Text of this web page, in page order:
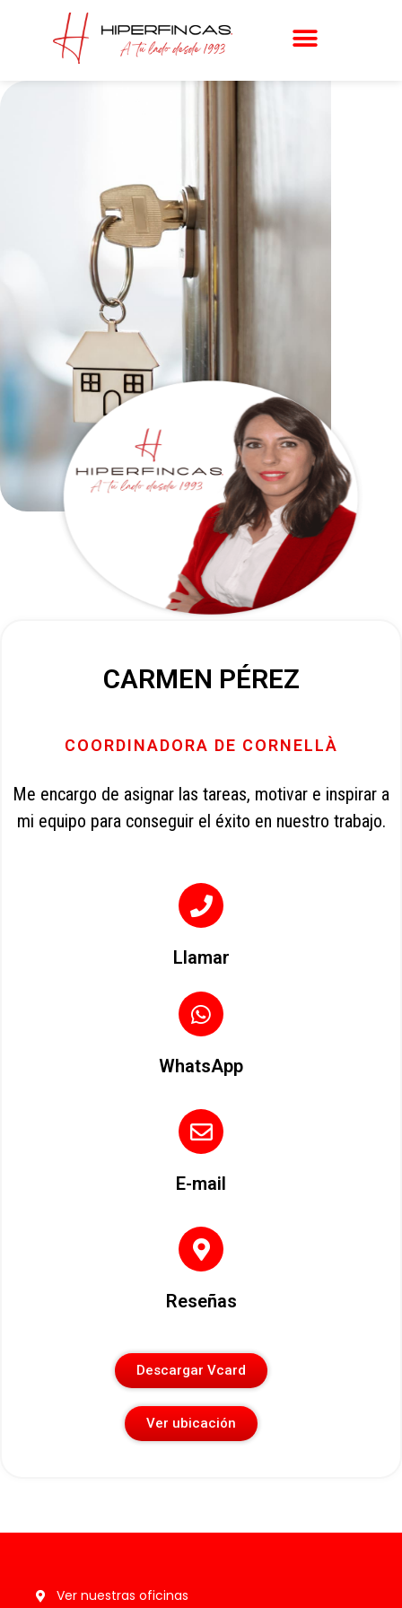
CARMEN PÉREZ
COORDINADORA DE CORNELLÀ
Me encargo de asignar las tareas, motivar e inspirar a
mi equipo para conseguir el éxito en nuestro trabajo.
Llamar
WhatsApp
E-mail
Reseñas
Descargar Vcard
Ver ubicación
Ver nuestras oficinas